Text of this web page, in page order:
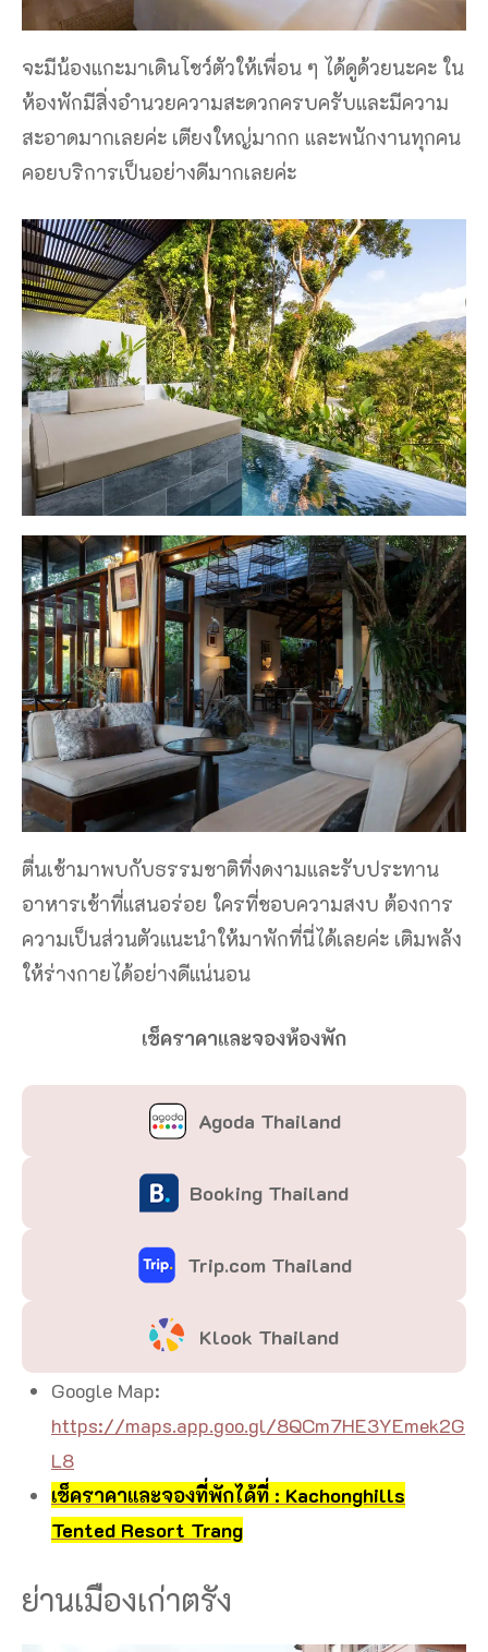
จะมีน้องแกะมาเดินโชว์ตัวให้เพื่อน ๆ ได้ดูด้วยนะคะ ใน
ห้องพักมีสิ่งอํานวยความสะดวกครบครับและมีความ
สะอาดมากเลยค่ะ เตียงใหญ่มากก และพนักงานทุกคน
คอยบริการเป็นอย่างดีมากเลยค่ะ
ตื่นเช้ามาพบกับธรรมชาติที่งดงามและรับประทาน
อาหารเช้าที่แสนอร่อย ใครที่ชอบความสงบ ต้องการ
ความเป็นส่วนตัวแนะนําให้มาพักที่นี่ได้เลยค่ะ เติมพลัง
ให้ร่างกายได้อย่างดีแน่นอน
เช็คราคาและจองห้องพัก
Agoda Thailand
Booking Thailand
Trip.com Thailand
Klook Thailand
Google Map:
https://maps.app.goo.gl/8QCm7HE3YEmek2G
L8
เช็คราคาและจองที่พักได้ที่ : Kachonghills
Tented Resort Trang
ย่านเมืองเก่าตรัง